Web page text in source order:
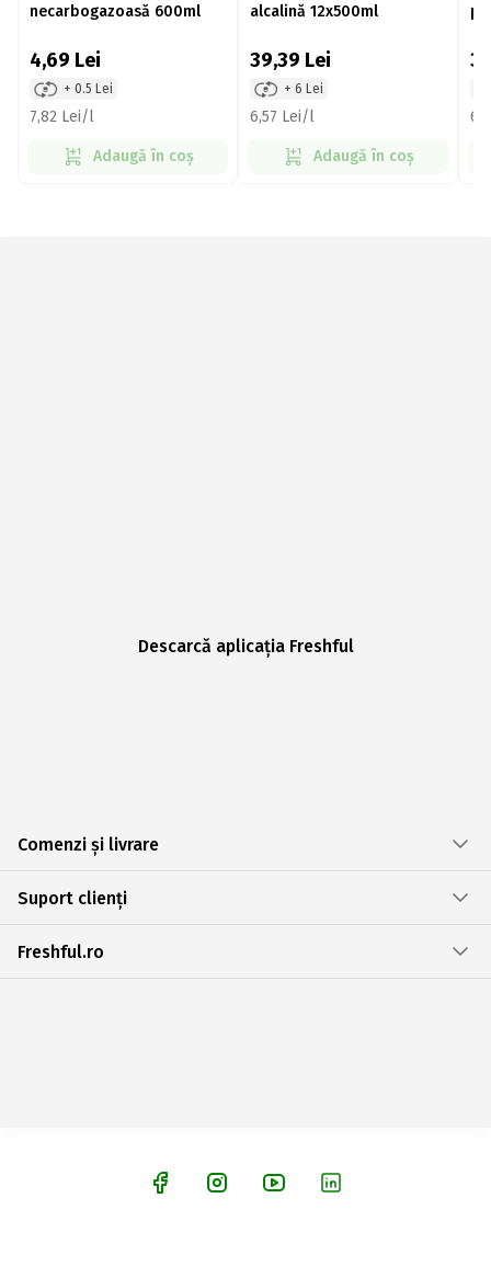
necarbogazoasă 600ml
4,69 Lei
+ 0.5 Lei
7,82 Lei/l
Adaugă în coș
alcalină 12x500ml
39,39 Lei
+ 6 Lei
6,57 Lei/l
Adaugă în coș
Descarcă aplicația Freshful
Comenzi și livrare
Suport clienți
Freshful.ro